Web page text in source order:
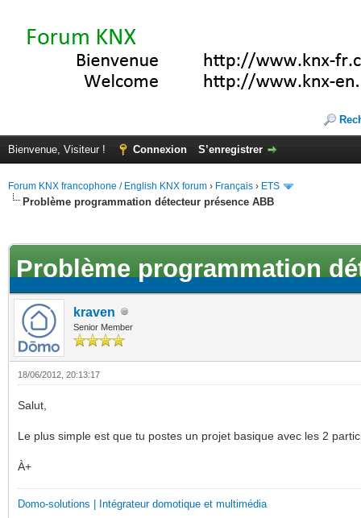
Bienvenue, Visiteur ! Connexion S’enregistrer
Forum KNX francophone / English KNX forum › Français › ETS
Problème programmation détecteur présence ABB
Problème programmation
kraven
Senior Member
18/06/2012, 20:13:17
Salut,
Le plus simple est que tu postes un projet basique avec les 2
À+
Domo-solutions | Intégrateur domotique et multimédia